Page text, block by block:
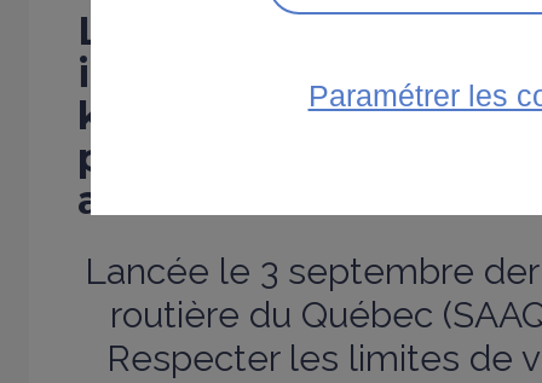
La sécurité routière du
incité des influenceurs
km/h dans des jeux-
pour rappeler les
au volant.
Lancée le 3 septembre
routière du Québec
Respecter les limites de
Paramétrer les